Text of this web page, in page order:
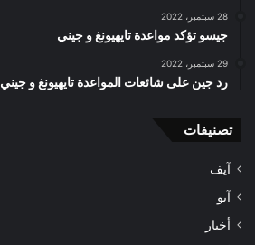
28 سبتمبر، 2022
جيسو تؤكد مواعدة تايهيونغ و جيني
29 سبتمبر، 2022
رد جين على شائعات المواعدة تايهيونغ و جيني
تصنيفات
آيف
آيو
أخبار